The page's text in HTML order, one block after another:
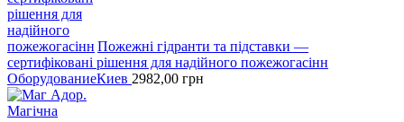
Пожежні гідранти тa підставки —
сертифіковані рішення для надійного пожежогасінн
ОборудованиеКиев 2982,00 грн